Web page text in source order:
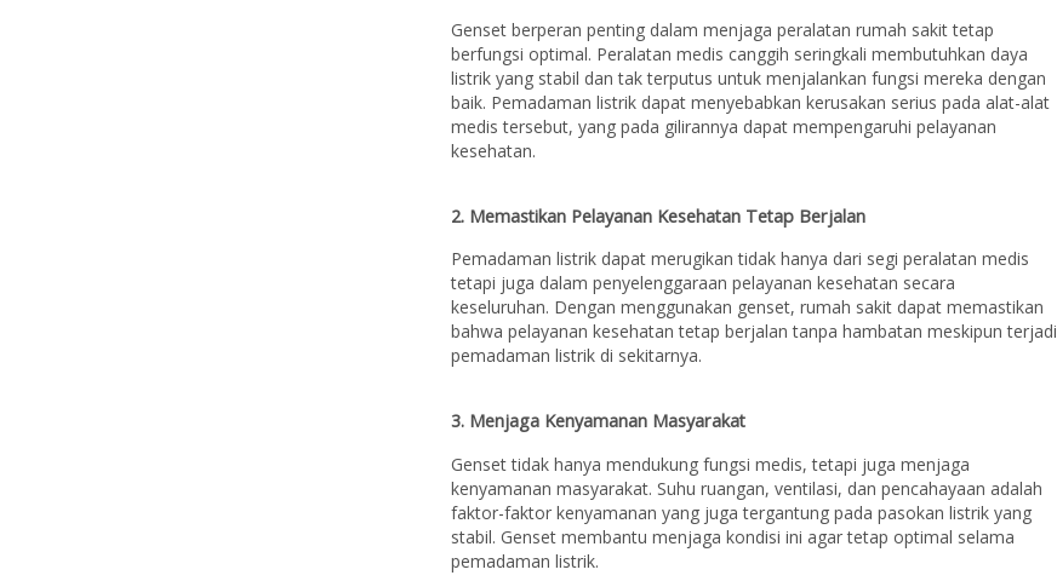
Genset berperan penting dalam menjaga peralatan rumah sakit tetap
berfungsi optimal. Peralatan medis canggih seringkali membutuhkan daya
listrik yang stabil dan tak terputus untuk menjalankan fungsi mereka dengan
baik. Pemadaman listrik dapat menyebabkan kerusakan serius pada alat-alat
medis tersebut, yang pada gilirannya dapat mempengaruhi pelayanan
kesehatan.
2. Memastikan Pelayanan Kesehatan Tetap Berjalan
Pemadaman listrik dapat merugikan tidak hanya dari segi peralatan medis
tetapi juga dalam penyelenggaraan pelayanan kesehatan secara
keseluruhan. Dengan menggunakan genset, rumah sakit dapat memastikan
bahwa pelayanan kesehatan tetap berjalan tanpa hambatan meskipun terjadi
pemadaman listrik di sekitarnya.
3. Menjaga Kenyamanan Masyarakat
Genset tidak hanya mendukung fungsi medis, tetapi juga menjaga
kenyamanan masyarakat. Suhu ruangan, ventilasi, dan pencahayaan adalah
faktor-faktor kenyamanan yang juga tergantung pada pasokan listrik yang
stabil. Genset membantu menjaga kondisi ini agar tetap optimal selama
pemadaman listrik.